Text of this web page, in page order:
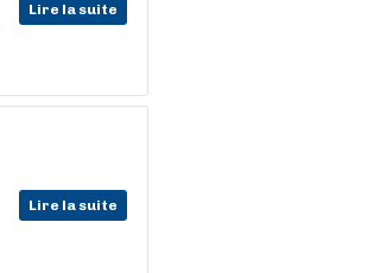
Lire la suite
Lire la suite